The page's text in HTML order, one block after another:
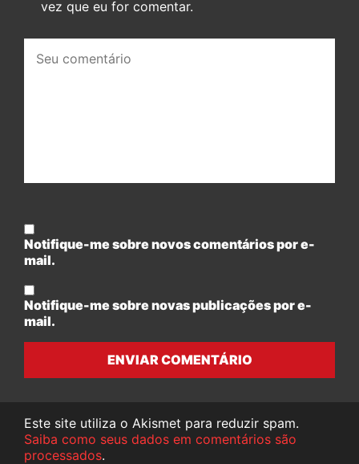
vez que eu for comentar.
comentário:
Notifique-me sobre novos comentários por e-
mail.
Notifique-me sobre novas publicações por e-
mail.
ENVIAR COMENTÁRIO
Este site utiliza o Akismet para reduzir spam.
Saiba como seus dados em comentários são
processados.